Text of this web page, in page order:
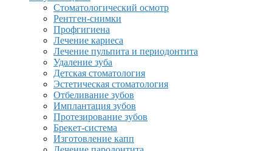
Стоматологический осмотр
Рентген-снимки
Профгигиена
Лечение кариеса
Лечение пульпита и периодонтита
Удаление зуба
Детская стоматология
Эстетическая стоматология
Отбеливание зубов
Имплантация зубов
Протезирование зубов
Брекет-система
Изготовление капп